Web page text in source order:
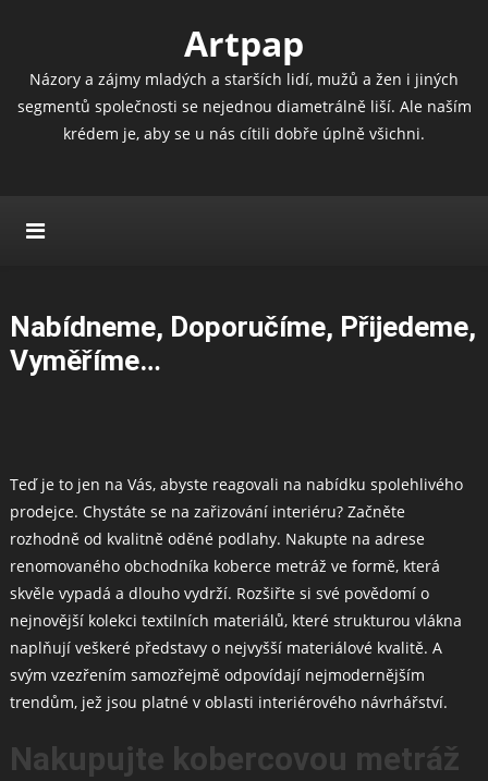
Artpap
Názory a zájmy mladých a starších lidí, mužů a žen i jiných
segmentů společnosti se nejednou diametrálně liší. Ale naším
krédem je, aby se u nás cítili dobře úplně všichni.
Nabídneme, Doporučíme, Přijedeme,
Vyměříme…
Teď je to jen na Vás, abyste reagovali na nabídku spolehlivého
prodejce. Chystáte se na zařizování interiéru? Začněte
rozhodně od kvalitně oděné podlahy. Nakupte na adrese
renomovaného obchodníka koberce metráž ve formě, která
skvěle vypadá a dlouho vydrží. Rozšiřte si své povědomí o
nejnovější kolekci textilních materiálů, které strukturou vlákna
naplňují veškeré představy o nejvyšší materiálové kvalitě. A
svým vzezřením samozřejmě odpovídají nejmodernějším
trendům, jež jsou platné v oblasti interiérového návrhářství.
Nakupujte kobercovou metráž